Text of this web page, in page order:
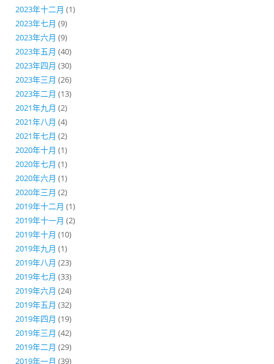
2023年十二月 (1)
2023年七月 (9)
2023年六月 (9)
2023年五月 (40)
2023年四月 (30)
2023年三月 (26)
2023年二月 (13)
2021年九月 (2)
2021年八月 (4)
2021年七月 (2)
2020年十月 (1)
2020年七月 (1)
2020年六月 (1)
2020年三月 (2)
2019年十二月 (1)
2019年十一月 (2)
2019年十月 (10)
2019年九月 (1)
2019年八月 (23)
2019年七月 (33)
2019年六月 (24)
2019年五月 (32)
2019年四月 (19)
2019年三月 (42)
2019年二月 (29)
2019年一月 (39)